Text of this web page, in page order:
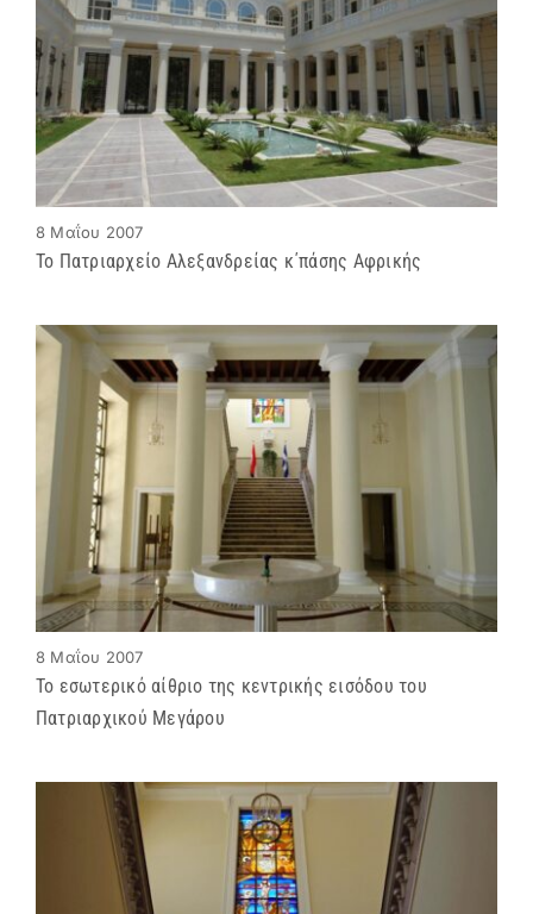
8 Μαΐου 2007
Το Πατριαρχείο Αλεξανδρείας κ΄πάσης Αφρικής
8 Μαΐου 2007
Το εσωτερικό αίθριο της κεντρικής εισόδου του
Πατριαρχικού Μεγάρου